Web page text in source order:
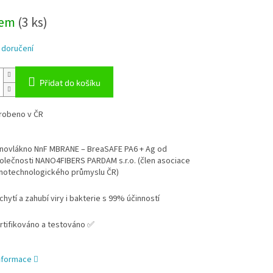
(3 ks)
Přidat do košíku
v ČR
NnF MBRANE – BreaSAFE PA6 + Ag od
NANO4FIBERS PARDAM s.r.o. (člen asociace
průmyslu ČR)
a zahubí viry i bakterie s 99% účinností
a testováno ✅